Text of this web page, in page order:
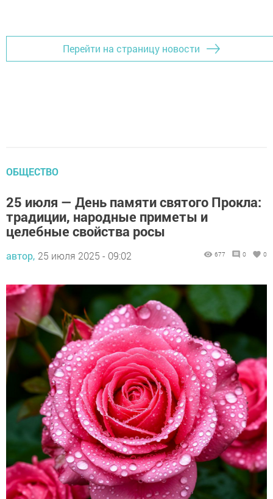
Перейти на страницу новости
ОБЩЕСТВО
25 июля — День памяти святого Прокла:
традиции, народные приметы и
целебные свойства росы
автор, 25 июля 2025 - 09:02 677 0 0